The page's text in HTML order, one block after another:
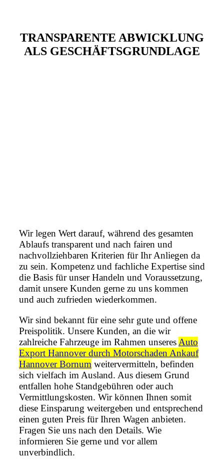
TRANSPARENTE ABWICKLUNG
ALS GESCHÄFTSGRUNDLAGE
Wir legen Wert darauf, während des gesamten
Ablaufs transparent und nach fairen und
nachvollziehbaren Kriterien für Ihr Anliegen da
zu sein. Kompetenz und fachliche Expertise sind
die Basis für unser Handeln und Voraussetzung,
damit unsere Kunden gerne zu uns kommen
und auch zufrieden wiederkommen.
Wir sind bekannt für eine sehr gute und offene
Preispolitik. Unsere Kunden, an die wir
zahlreiche Fahrzeuge im Rahmen unseres Auto
Export Hannover durch Motorschaden Ankauf
Hannover Bornum weitervermitteln, befinden
sich vielfach im Ausland. Aus diesem Grund
entfallen hohe Standgebühren oder auch
Vermittlungskosten. Wir können Ihnen somit
diese Einsparung weitergeben und entsprechend
einen guten Preis für Ihren Wagen anbieten.
Fragen Sie uns nach den Details. Wie
informieren Sie gerne und vor allem
unverbindlich.